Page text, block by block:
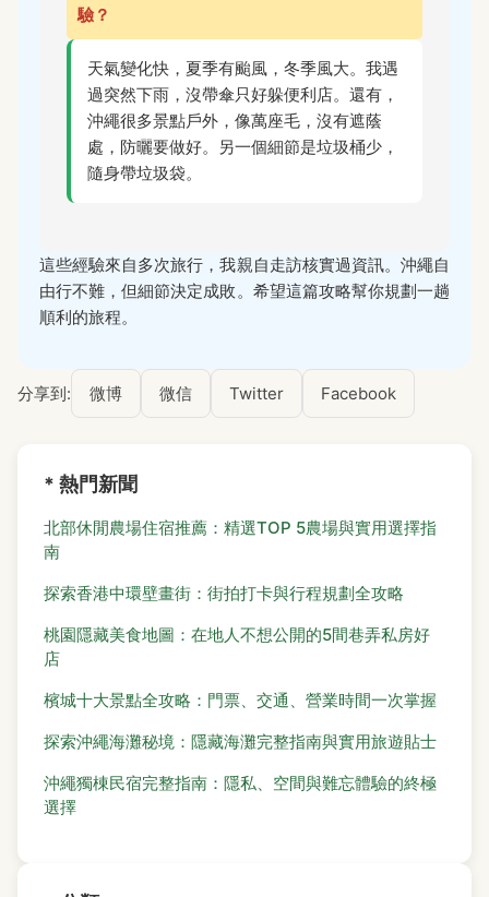
驗？
天氣變化快，夏季有颱風，冬季風大。我遇
過突然下雨，沒帶傘只好躲便利店。還有，
沖繩很多景點戶外，像萬座毛，沒有遮蔭
處，防曬要做好。另一個細節是垃圾桶少，
隨身帶垃圾袋。
這些經驗來自多次旅行，我親自走訪核實過資訊。沖繩自
由行不難，但細節決定成敗。希望這篇攻略幫你規劃一趟
順利的旅程。
分享到: 微博 微信 Twitter Facebook
* 熱門新聞
北部休閒農場住宿推薦：精選TOP 5農場與實用選擇指
南
探索香港中環壁畫街：街拍打卡與行程規劃全攻略
桃園隱藏美食地圖：在地人不想公開的5間巷弄私房好
店
檳城十大景點全攻略：門票、交通、營業時間一次掌握
探索沖繩海灘秘境：隱藏海灘完整指南與實用旅遊貼士
沖繩獨棟民宿完整指南：隱私、空間與難忘體驗的終極
選擇